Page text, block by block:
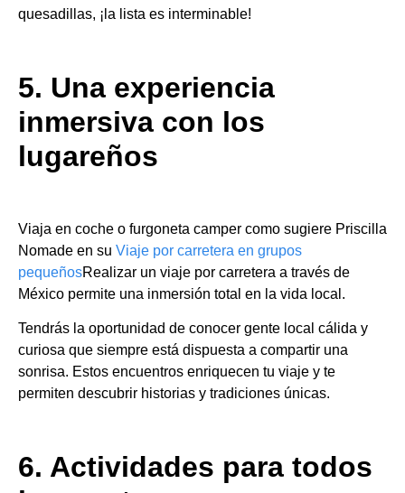
quesadillas, ¡la lista es interminable!
5. Una experiencia
inmersiva con los
lugareños
Viaja en coche o furgoneta camper como sugiere Priscilla
Nomade en su Viaje por carretera en grupos
pequeñosRealizar un viaje por carretera a través de
México permite una inmersión total en la vida local.
Tendrás la oportunidad de conocer gente local cálida y
curiosa que siempre está dispuesta a compartir una
sonrisa. Estos encuentros enriquecen tu viaje y te
permiten descubrir historias y tradiciones únicas.
6. Actividades para todos